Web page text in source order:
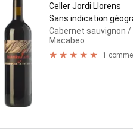
Celler Jordi Llorens
Sans indication
Cabernet sauvignon /
Macabeo
1